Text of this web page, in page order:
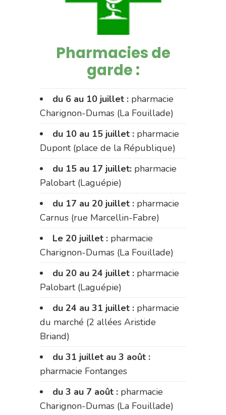
Pharmacies de
garde :
du 6 au 10 juillet : pharmacie
Charignon-Dumas (La Fouillade)
du 10 au 15 juillet : pharmacie
Dupont (place de la République)
du 15 au 17 juillet: pharmacie
Palobart (Laguépie)
du 17 au 20 juillet : pharmacie
Carnus (rue Marcellin-Fabre)
Le 20 juillet : pharmacie
Charignon-Dumas (La Fouillade)
du 20 au 24 juillet : pharmacie
Palobart (Laguépie)
du 24 au 31 juillet : pharmacie
du marché (2 allées Aristide
Briand)
du 31 juillet au 3 août :
pharmacie Fontanges
du 3 au 7 août : pharmacie
Charignon-Dumas (La Fouillade)